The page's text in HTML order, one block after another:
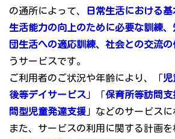
の通所によって、
日常生活における基
生活能力の向上のために必要な訓練
団生活への適応訓練、社会との交流
うサービスです。
ご利用者のご状況や年齢により、「児
後等デイサービス 」「保育所等訪問支
問型児童発達支援 」などのサービスに
また、サービスの利用に関する計画